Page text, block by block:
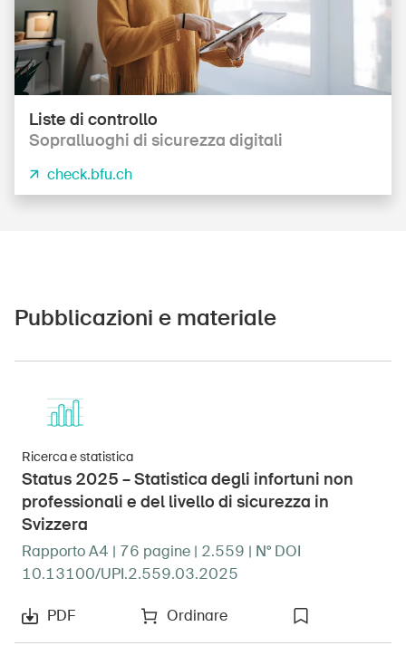
DE FR IT EN
Liste di controllo
Sopralluoghi di sicurezza digitali
check.bfu.ch
Pubblicazioni e materiale
Ricerca e statistica
Status 2025 – Statistica degli infortuni non
professionali e del livello di sicurezza in
Svizzera
Rapporto A4 | 76 pagine | 2.559 | N° DOI
10.13100/UPI.2.559.03.2025
PDF Ordinare